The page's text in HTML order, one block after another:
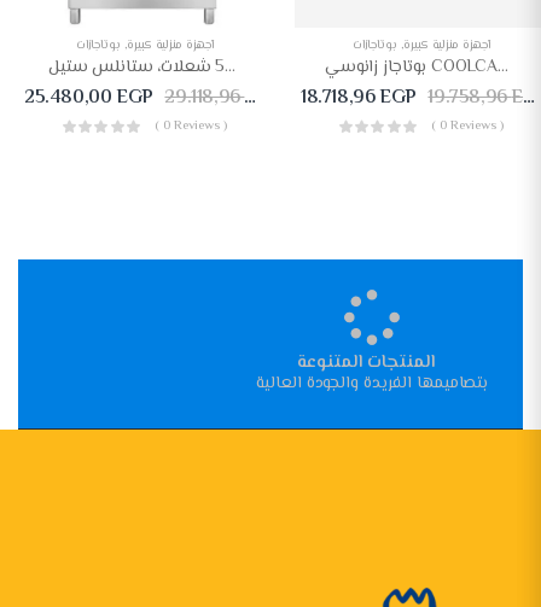
أجهزة منزلية كبيرة, بوتاجازات
بوتجاز غاز زانوسي تيست ماكس، 5 شعلات، ستانلس ستيل – ZCG92396XA
25.480,00EGP 29.118,96EGP
( 0 Reviews )
أجهزة منزلية كبيرة, بوتاجازات
بوتاجاز زانوسي COOLCAST غاز 5 شعلة – ZCG91236XA
18.718,96EGP 19.758,96EGP
( 0 Reviews )
المنتجات المتنوعة
بتصاميمها الفريدة والجودة العالية